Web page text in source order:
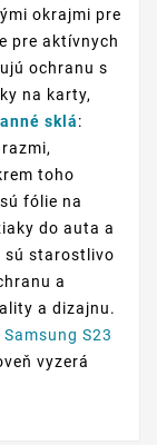
okrajmi pre
pre aktívnych
ochranu s
na karty,
sklá:
toho
fólie na
do auta a
sú starostlivo
a
a dizajnu.
Samsung S23
vyzerá